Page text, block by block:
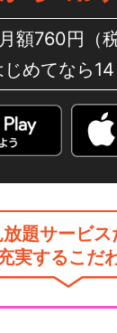
月額760円（税
じめてなら
題サービス
実するこだ